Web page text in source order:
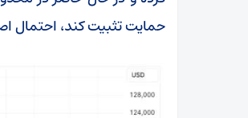
حمایت تثبیت کند،